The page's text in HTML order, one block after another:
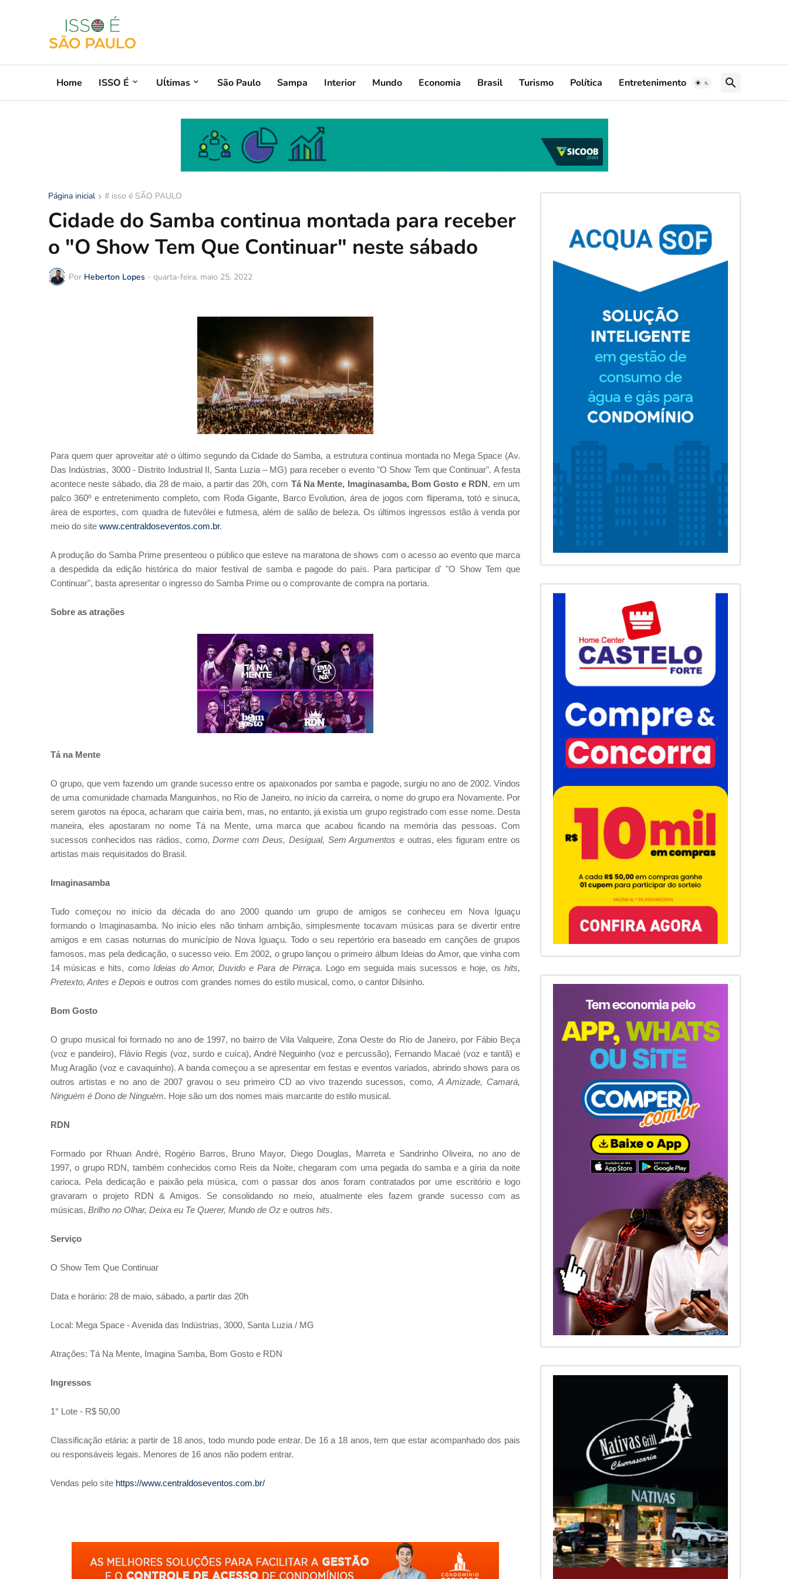
Home ISSO É Uĺtimas São Paulo Sampa Interior Mundo Economia Brasil Turismo Política Entretenimento
Página inicial # isso é SÃO PAULO
Cidade do Samba continua montada para receber
o "O Show Tem Que Continuar" neste sábado
Por Heberton Lopes - quarta-feira, maio 25, 2022
Para quem quer aproveitar até o último segundo da Cidade do Samba, a estrutura continua montada no Mega Space (Av.
Das Indústrias, 3000 - Distrito Industrial II, Santa Luzia – MG) para receber o evento "O Show Tem que Continuar". A festa
acontece neste sábado, dia 28 de maio, a partir das 20h, com Tá Na Mente, Imaginasamba, Bom Gosto e RDN , em um
palco 360º e entretenimento completo, com Roda Gigante, Barco Evolution, área de jogos com fliperama, totó e sinuca,
área de esportes, com quadra de futevôlei e futmesa, além de salão de beleza. Os últimos ingressos estão à venda por
meio do site www.centraldoseventos.com.br.
A produção do Samba Prime presenteou o público que esteve na maratona de shows com o acesso ao evento que marca
a despedida da edição histórica do maior festival de samba e pagode do país. Para participar d' "O Show Tem que
Continuar", basta apresentar o ingresso do Samba Prime ou o comprovante de compra na portaria.
Sobre as atrações
Tá na Mente
O grupo, que vem fazendo um grande sucesso entre os apaixonados por samba e pagode, surgiu no ano de 2002. Vindos
de uma comunidade chamada Manguinhos, no Rio de Janeiro, no início da carreira, o nome do grupo era Novamente. Por
serem garotos na época, acharam que cairia bem, mas, no entanto, já existia um grupo registrado com esse nome. Desta
maneira, eles apostaram no nome Tá na Mente, uma marca que acabou ficando na memória das pessoas. Com
sucessos conhecidos nas rádios, como,Dorme com Deus, Desigual, Sem Argumentos e outras, eles figuram entre os
artistas mais requisitados do Brasil.
Imaginasamba
Tudo começou no início da década do ano 2000 quando um grupo de amigos se conheceu em Nova Iguaçu
formando o Imaginasamba. No início eles não tinham ambição, simplesmente tocavam músicas para se divertir entre
amigos e em casas noturnas do município de Nova Iguaçu. Todo o seu repertório era baseado em canções de grupos
famosos, mas pela dedicação, o sucesso veio. Em 2002, o grupo lançou o primeiro álbum Ideias do Amor, que vinha com
14 músicas e hits, como Ideias do Amor, Duvido e Para de Pirraça. Logo em seguida mais sucessos e hoje, oshits,
Pretexto, Antes e Depois e outros com grandes nomes do estilo musical, como, o cantor Dilsinho.
Bom Gosto
O grupo musical foi formado no ano de 1997, no bairro de Vila Valqueire, Zona Oeste do Rio de Janeiro, por Fábio Beça
(voz e pandeiro), Flávio Regis (voz, surdo e cuíca), André Neguinho (voz e percussão), Fernando Macaé (voz e tantã) e
Mug Aragão (voz e cavaquinho). A banda começou a se apresentar em festas e eventos variados, abrindo shows para os
outros artistas e no ano de 2007 gravou o seu primeiro CD ao vivo trazendo sucessos, como, A Amizade, Camará,
Ninguém é Dono de Ninguém. Hoje são um dos nomes mais marcante do estilo musical.
RDN
Formado por Rhuan André, Rogério Barros, Bruno Mayor, Diego Douglas, Marreta e Sandrinho Oliveira, no ano de
1997, o grupo RDN, também conhecidos como Reis da Noite, chegaram com uma pegada do samba e a gíria da noite
carioca. Pela dedicação e paixão pela música, com o passar dos anos foram contratados por ume escritório e logo
gravaram o projeto RDN & Amigos. Se consolidando no meio, atualmente eles fazem grande sucesso com as
músicas, Brilho no Olhar, Deixa eu Te Querer, Mundo de Oz e outros hits.
Serviço
O Show Tem Que Continuar
Data e horário: 28 de maio, sábado, a partir das 20h
Local: Mega Space - Avenida das Indústrias, 3000, Santa Luzia / MG
Atrações: Tá Na Mente, Imagina Samba, Bom Gosto e RDN
Ingressos
1° Lote - R$ 50,00
Classificação etária: a partir de 18 anos, todo mundo pode entrar. De 16 a 18 anos, tem que estar acompanhado dos pais
ou responsáveis legais. Menores de 16 anos não podem entrar.
Vendas pelo site https://www.centraldoseventos.com.br/